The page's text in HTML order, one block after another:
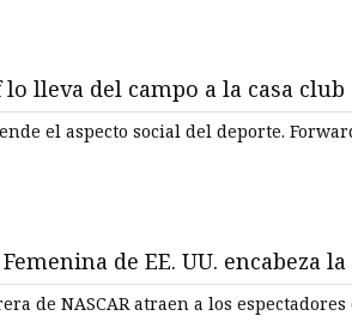
lleva del campo a la casa club
del deporte. Forward Golf / Fotografía de
de EE. UU. encabeza
en clasificaciones
de NASCAR atraen a los